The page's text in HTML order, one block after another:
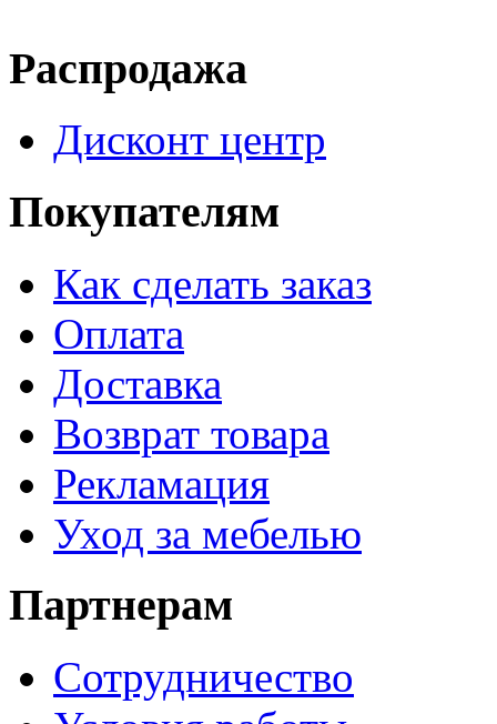
Распродажа
Дисконт центр
Покупателям
Как сделать заказ
Оплата
Доставка
Возврат товара
Рекламация
Уход за мебелью
Партнерам
Сотрудничество